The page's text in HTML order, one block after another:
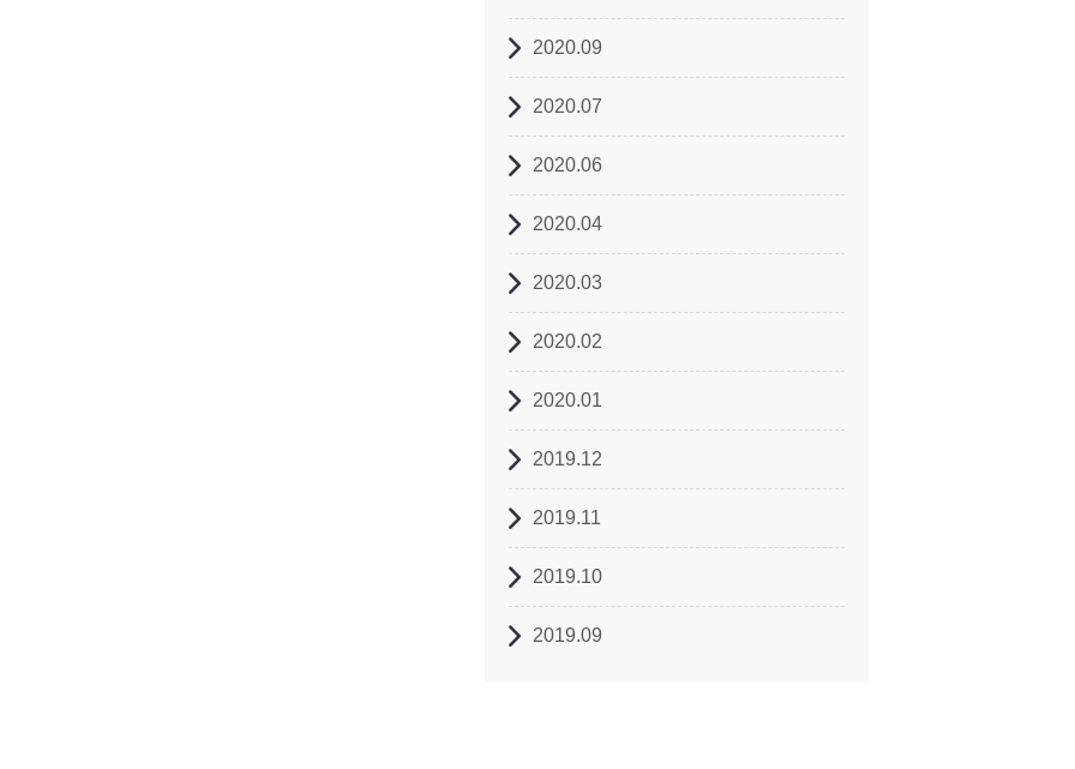
2020.09
2020.07
2020.06
2020.04
2020.03
2020.02
2020.01
2019.12
2019.11
2019.10
2019.09